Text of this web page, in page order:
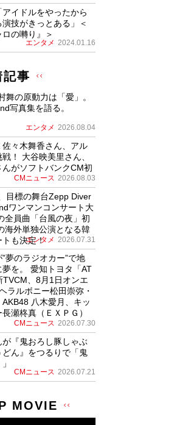
アイドルをやったから
演技がきっとある」＜
の囀り』＞
エンタメ 2024.01.16
記事
舞の原動力は「愛」。
写真集を語る。
エンタメ 2026.08.04
佐々木舞香さん、アル
！ 大谷映美里さん、
んがソフトバンクCM初
CMニュース 2026.08.03
目標の舞台Zepp Diver
ワンマンコンサート大
全員曲「台風の夜」初
海外単独公演となる韓
トも決定！
エンタメ 2026.07.31
夢のラジオカー”で地
夢を。 愛知トヨタ「AT
TVCM、8月1日オンエ
ラルボニー松田崇弥・
八木愛月、キッ
瀬柊真（ＥＸＰＧ）
CMニュース 2026.07.30
が『鬼おろし豚しゃぶ
どん』をつるりで「鬼
CMニュース 2026.07.21
MOVIE